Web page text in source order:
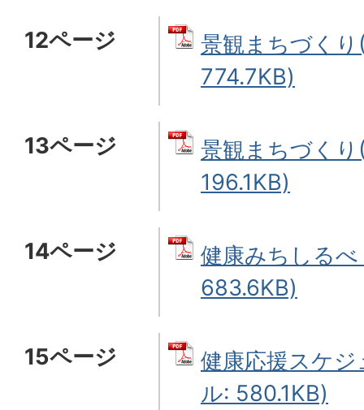
12ページ
景観まちづく
774.7KB)
13ページ
景観まちづく
196.1KB)
14ページ
健康みちしる
683.6KB)
15ページ
健康応援スケ
ル: 580.1KB)